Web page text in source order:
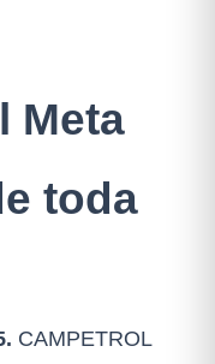
Meta
toda
CAMPETROL